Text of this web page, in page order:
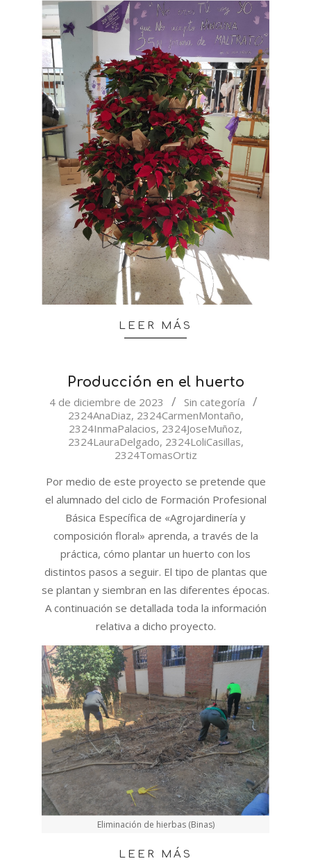
LEER MÁS
Producción en el huerto
2023-
4 de diciembre de 2023
Sin categoría
2324AnaDiaz, 2324CarmenMontaño,
2324InmaPalacios, 2324JoseMuñoz,
2324LauraDelgado, 2324LoliCasillas,
2324TomasOrtiz
Por medio de este proyecto se pretende que
el alumnado del ciclo de Formación Profesional
Básica Específica de «Agrojardinería y
composición floral» aprenda, a través de la
práctica, cómo plantar un huerto con los
distintos pasos a seguir. El tipo de plantas que
se plantan y siembran en las diferentes épocas.
A continuación se detallada toda la información
relativa a dicho proyecto.
Eliminación de hierbas (Binas)
LEER MÁS